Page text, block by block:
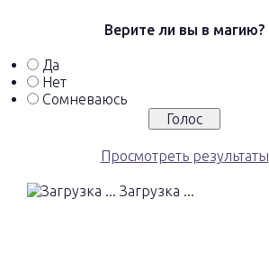
Верите ли вы в магию?
Да
Нет
Сомневаюсь
Просмотреть результаты
Загрузка ...